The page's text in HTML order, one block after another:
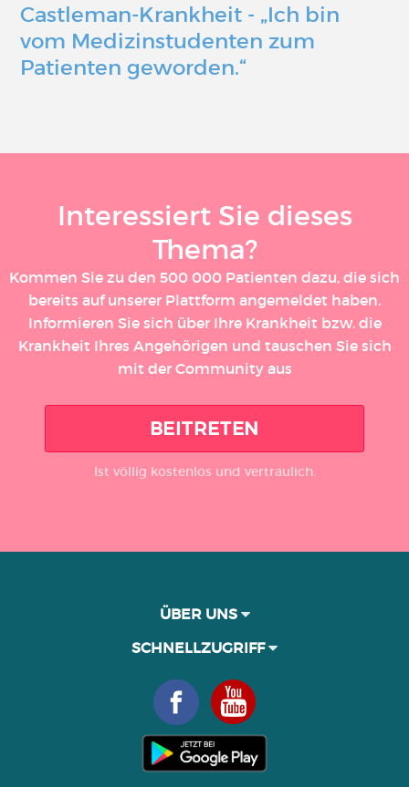
Castleman-Krankheit - „Ich bin
vom Medizinstudenten zum
Patienten geworden.“
Interessiert Sie dieses
Thema?
Kommen Sie zu den 500 000 Patienten dazu, die sich
bereits auf unserer Plattform angemeldet haben.
Informieren Sie sich über Ihre Krankheit bzw. die
Krankheit Ihres Angehörigen und tauschen Sie sich
mit der Community aus
BEITRETEN
Ist völlig kostenlos und vertraulich.
ÜBER UNS
SCHNELLZUGRIFF